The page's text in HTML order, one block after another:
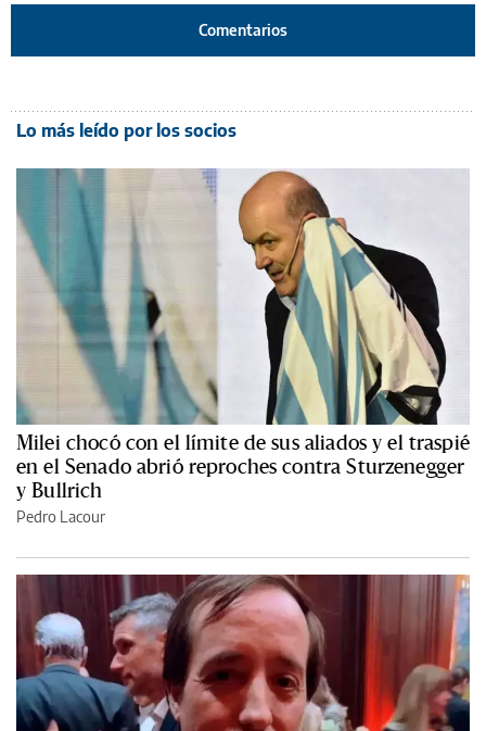
Comentarios
Lo más leído por los socios
Milei chocó con el límite de sus aliados y el traspié
en el Senado abrió reproches contra Sturzenegger
y Bullrich
Pedro Lacour